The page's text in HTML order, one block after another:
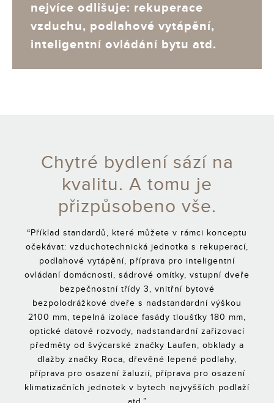
nejvíce odlišuje: rekuperace
vzduchu, podlahové vytápění,
inteligentní ovládání bytu atd.
Chytré bydlení sází na
kvalitu. A tomu je
přizpůsobeno vše.
“Příklad standardů, které můžete v rámci konceptu
očekávat: vzduchotechnická jednotka s rekuperací,
podlahové vytápění, příprava pro inteligentní
ovládaní domácnosti, sádrové omítky, vstupní dveře
bezpečnostní třídy 3, vnitřní bytové
bezpolodrážkové dveře s nadstandardní výškou
2100 mm, tepelná izolace fasády tloušťky 180 mm,
optické datové rozvody, nadstandardní zařizovací
předměty od švýcarské značky Laufen, obklady a
dlažby značky Roca, dřevěné lepené podlahy,
příprava pro osazení žaluzií, příprava pro osazení
klimatizačních jednotek v bytech nejvyšších podlaží